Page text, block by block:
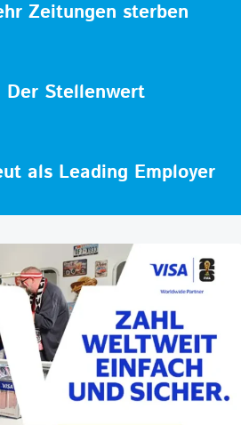
Zeitungen sterben
Der Stellenwert
als Leading Employer